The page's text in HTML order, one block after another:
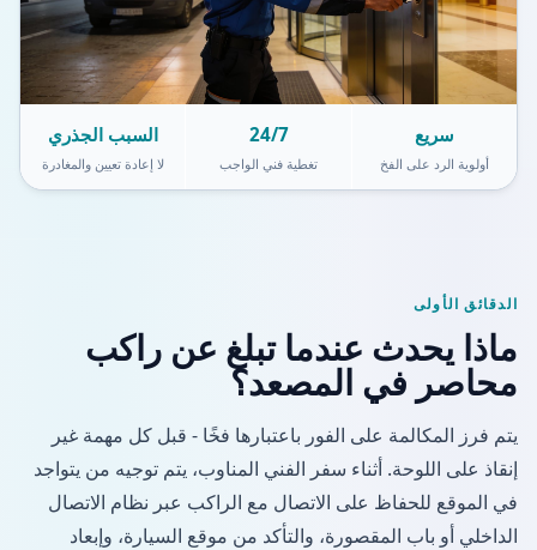
سريع
أولوية الرد على الفخ
24/7
تغطية فني الواجب
السبب الجذري
لا إعادة تعيين والمغادرة
الدقائق الأولى
ماذا يحدث عندما تبلغ عن راكب
محاصر في المصعد؟
يتم فرز المكالمة على الفور باعتبارها فخًا - قبل كل مهمة غير
إنقاذ على اللوحة. أثناء سفر الفني المناوب، يتم توجيه من يتواجد
في الموقع للحفاظ على الاتصال مع الراكب عبر نظام الاتصال
الداخلي أو باب المقصورة، والتأكد من موقع السيارة، وإبعاد